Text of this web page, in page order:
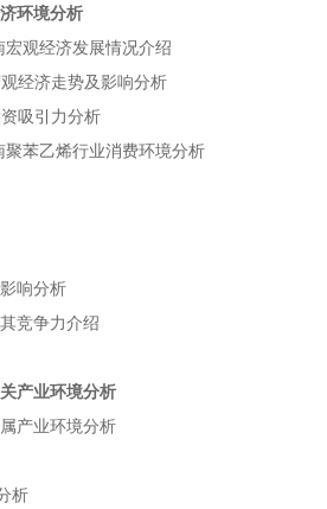
环境分析
宏观经济发展情况介绍
经济走势及影响分析
吸引力分析
聚苯乙烯行业消费环境分析
响分析
竞争力介绍
产业环境分析
产业环境分析
析